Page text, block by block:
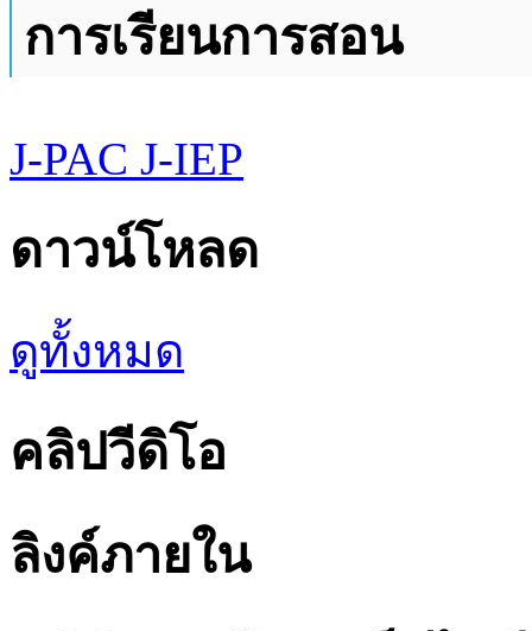
การเรียนการสอน
J-PAC J-IEP
ดาวน์โหลด
ดูทั้งหมด
คลิปวีดิโอ
ลิงค์ภายใน